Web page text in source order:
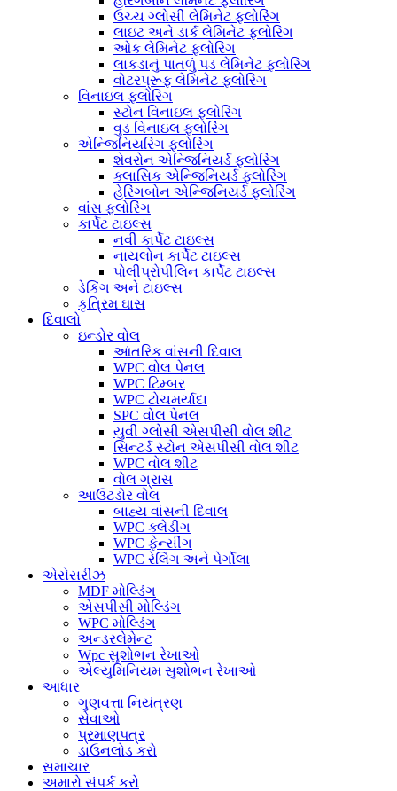
ઉચ્ચ ગ્લોસી લેમિનેટ ફ્લોરિંગ
લાઇટ અને ડાર્ક લેમિનેટ ફ્લોરિંગ
ઓક લેમિનેટ ફ્લોરિંગ
લાકડાનું પાતળું પડ લેમિનેટ ફ્લોરિંગ
વોટરપ્રૂફ લેમિનેટ ફ્લોરિંગ
વિનાઇલ ફ્લોરિંગ
સ્ટોન વિનાઇલ ફ્લોરિંગ
વુડ વિનાઇલ ફ્લોરિંગ
એન્જિનિયરિંગ ફ્લોરિંગ
શેવરોન એન્જિનિયર્ડ ફ્લોરિંગ
ક્લાસિક એન્જિનિયર્ડ ફ્લોરિંગ
હેરિંગબોન એન્જિનિયર્ડ ફ્લોરિંગ
વાંસ ફ્લોરિંગ
કાર્પેટ ટાઇલ્સ
નવી કાર્પેટ ટાઇલ્સ
નાયલોન કાર્પેટ ટાઇલ્સ
પોલીપ્રોપીલિન કાર્પેટ ટાઇલ્સ
ડેકિંગ અને ટાઇલ્સ
કૃત્રિમ ઘાસ
દિવાલો
ઇન્ડોર વોલ
આંતરિક વાંસની દિવાલ
WPC વોલ પેનલ
WPC ટિમ્બર
WPC ટોચમર્યાદા
SPC વોલ પેનલ
યુવી ગ્લોસી એસપીસી વોલ શીટ
સિન્ટર્ડ સ્ટોન એસપીસી વોલ શીટ
WPC વોલ શીટ
વોલ ગ્રાસ
આઉટડોર વોલ
બાહ્ય વાંસની દિવાલ
WPC ક્લેડીંગ
WPC ફેન્સીંગ
WPC રેલિંગ અને પેર્ગોલા
એસેસરીઝ
MDF મોલ્ડિંગ
એસપીસી મોલ્ડિંગ
WPC મોલ્ડિંગ
અન્ડરલેમેન્ટ
Wpc સુશોભન રેખાઓ
એલ્યુમિનિયમ સુશોભન રેખાઓ
આધાર
ગુણવત્તા નિયંત્રણ
સેવાઓ
પ્રમાણપત્ર
ડાઉનલોડ કરો
સમાચાર
અમારો સંપર્ક કરો